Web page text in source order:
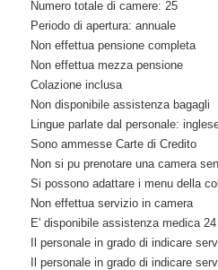
Numero totale di camere: 25
Periodo di apertura: annuale
Non effettua pensione completa
Non effettua mezza pensione
Colazione inclusa
Non disponibile assistenza bagagli
Lingue parlate dal personale:
Sono ammesse Carte di Credito
Non si pu prenotare una camera
Si possono adattare i menu della
Non effettua servizio in camera
E' disponibile assistenza medica
Il personale in grado di indicare
Il personale in grado di indicare